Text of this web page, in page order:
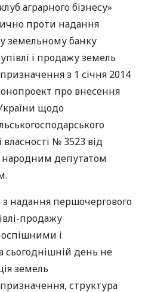
аграрного бізнесу»
проти надання
земельному банку
і продажу земель
з 1 січня 2014
про внесення
щодо
№ 3523 від
народним депутатом
з надання першочергового
продажу
і
день не
земель
призначення, структура